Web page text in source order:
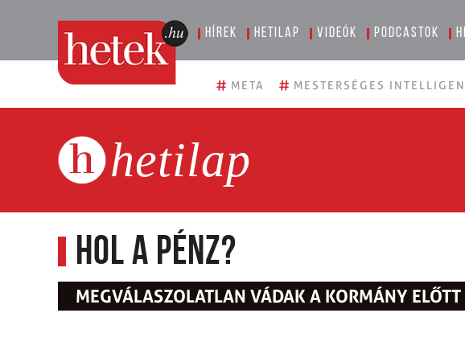
Hírek Hetilap Videók Podcastok
# META # MESTERSÉGES
hetilap
Hol a pénz?
MEGVÁLASZOLATLAN VÁDAK A KORMÁNY ELŐTT